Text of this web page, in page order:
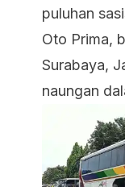
puluhan
Oto Prima,
Surabaya,
naungan